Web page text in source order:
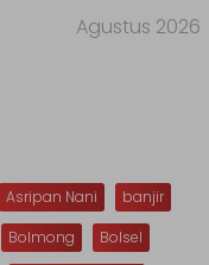
Agustus 2026
Asripan Nani
banjir
Bolmong
Bolsel